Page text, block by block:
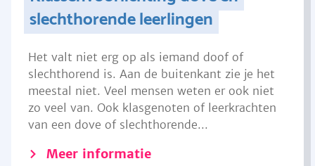
slechthorende leerlingen
Het valt niet erg op als iemand doof of
slechthorend is. Aan de buitenkant zie je het
meestal niet. Veel mensen weten er ook niet
zo veel van. Ook klasgenoten of leerkrachten
van een dove of slechthorende...
Meer informatie